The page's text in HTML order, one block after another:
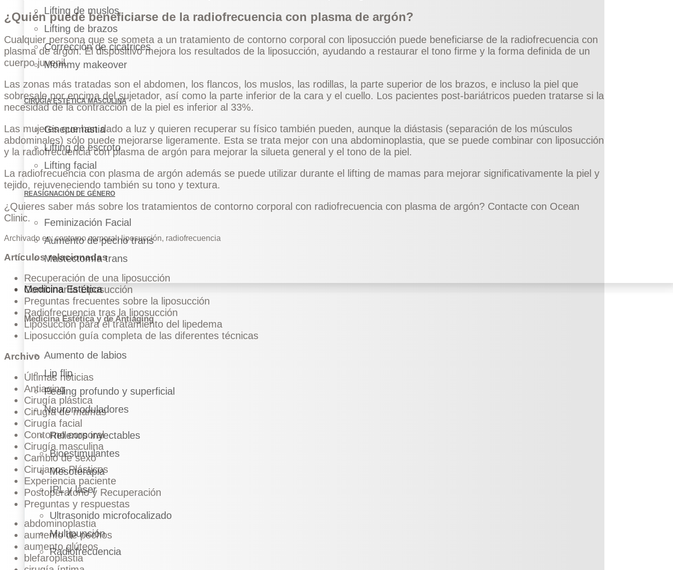
Lifting de muslos
Lifting de brazos
Corrección de cicatrices
Mommy makeover
CIRUGÍA ESTÉTICA MASCULINA
Ginecomastia
Lifting de escroto
Lifting facial
REASIGNACIÓN DE GÉNERO
Feminización Facial
Aumento de pecho trans
Mastectomía trans
Medicina Estética
Medicina Estética y de Antiaging
Aumento de labios
Lip flip
Peeling profundo y superficial
Neuromoduladores
Rellenos inyectables
Bioestimulantes
Mesoterapia
IPL y láser
Ultrasonido microfocalizado
Multipunción
Radiofrecuencia
¿Quién puede beneficiarse de la radiofrecuencia con plasma de argón?
Cualquier persona que se someta a un tratamiento de contorno corporal con liposucción puede beneficiarse de la radiofrecuencia con
plasma de argón. El dispositivo mejora los resultados de la liposucción, ayudando a restaurar el tono firme y la forma definida de un
cuerpo juvenil.
Las zonas más tratadas son el abdomen, los flancos, los muslos, las rodillas, la parte superior de los brazos, e incluso la piel que
sobresale por encima del sujetador, así como la parte inferior de la cara y el cuello. Los pacientes post-bariátricos pueden tratarse si la
necesidad de la contracción de la piel es inferior al 33%.
Las mujeres que han dado a luz y quieren recuperar su físico también pueden, aunque la diástasis (separación de los músculos
abdominales) sólo puede mejorarse ligeramente. Esta se trata mejor con una abdominoplastia, que se puede combinar con liposucción
y la radiofrecuencia con plasma de argón para mejorar la silueta general y el tono de la piel.
La radiofrecuencia con plasma de argón además se puede utilizar durante el
lifting de mamas para mejorar significativamente la piel y
tejido, rejuveneciendo también su tono y textura.
¿Quieres saber más sobre los tratamientos de contorno corporal con radiofrecuencia con plasma de argón? Contacte con Ocean
Clinic.
Archivado en:contorno corporal,liposucción, radiofrecuencia
Artículos relacionadas
Recuperación de una liposucción
Combinar la Liposucción
Preguntas frecuentes sobre la liposucción
Radiofrecuencia tras la liposucción
Liposucción para el tratamiento del lipedema
Liposucción guía completa de las diferentes técnicas
Archivo
Últimas noticias
Antiaging
Cirugía plástica
Cirugía de mamas
Cirugía facial
Contorno corporal
Cirugía masculina
Cambio de sexo
Cirujanos Plásticos
Experiencia paciente
Postoperatorio y Recuperación
Preguntas y respuestas
abdominoplastia
aumento de pechos
aumento glúteos
blefaroplastia